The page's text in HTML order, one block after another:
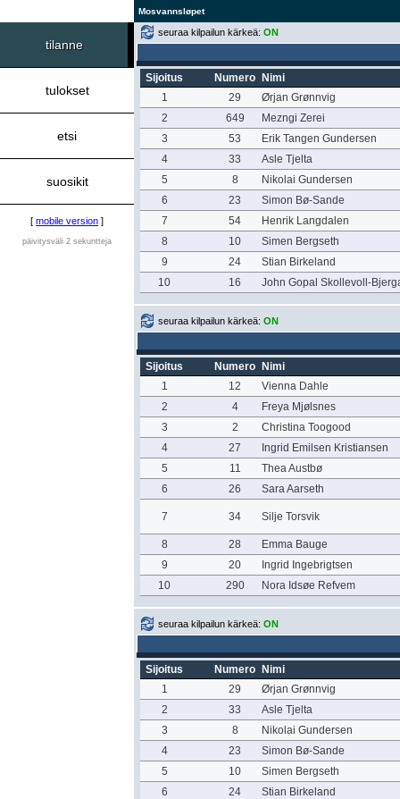
Mosvannsløpet
tilanne
tulokset
etsi
suosikit
[ mobile version ]
päivitysväli 2 sekuntteja
seuraa kilpailun kärkeä: ON
Sijoitus Numero
Nimi
1
29
Ørjan Grønnvig
2
649
Mezngi Zerei
3
53
Erik Tangen Gundersen
4
33
Asle Tjelta
5
8
Nikolai Gundersen
6
23
Simon Bø-Sande
7
54
Henrik Langdalen
8
10
Simen Bergseth
9
24
Stian Birkeland
10
16 John Gopal Skollevoll-
seuraa kilpailun kärkeä: ON
Sijoitus Numero
Nimi
1
12
Vienna Dahle
2
4
Freya Mjølsnes
3
2
Christina Toogood
4
27
Ingrid Emilsen Kristiansen
5
11
Thea Austbø
6
26 Sara Aarseth
7 34 Silje Torsvik
8 28
Emma Bauge
9
20
Ingrid Ingebrigtsen
10
290 Nora Idsøe Refvem
seuraa kilpailun kärkeä: ON
Sijoitus Numero
Nimi
1
29
Ørjan Grønnvig
2
33
Asle Tjelta
3
8
Nikolai Gundersen
4
23
Simon Bø-Sande
5
10
Simen Bergseth
6
24
Stian Birkeland